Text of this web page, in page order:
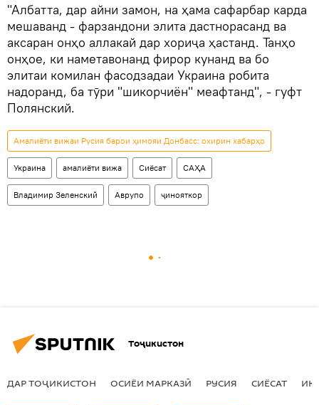
"Албатта, дар айни замон, на ҳама сафарбар карда
мешаванд - фарзандони элита дастнорасанд ва
аксаран онҳо аллакай дар хориҷа ҳастанд. Танҳо
онҳое, ки наметавонанд фирор кунанд ва бо
элитаи комилан фасодзадаи Украина робита
надоранд, ба тӯри "шикорчиён" меафтанд", - гуфт
Полянский.
Амалиёти вижаи Русия барои ҳимояи Донбасс: охирин хабарҳо
Украина амалиёти вижа Сиёсат САҲА
Владимир Зеленский Аврупо ҷинояткор
Тоҷикистон
ДАР ТОҶИКИСТОН ОСИЁИ МАРКАЗӢ РУСИЯ СИЁСАТ